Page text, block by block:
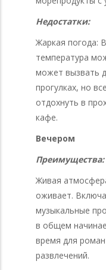
Недостатки:
Жаркая погода:
температура
может вызвать
прогулках, но
отдохнуть в
кафе.
Вечером
Преимущества:
Живая
оживает.
музыкальные
в общем
время для
развлечений.